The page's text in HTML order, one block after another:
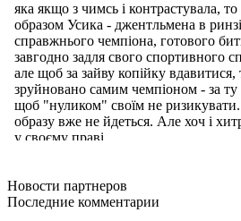
Новости партнеров
Последние комментарии